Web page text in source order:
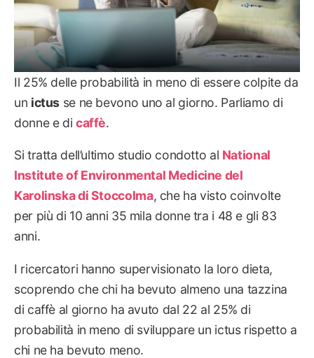
Il 25% delle probabilità in meno di essere colpite da
un ictus se ne bevono uno al giorno. Parliamo di
donne e di caffè.
Si tratta dell’ultimo studio condotto al National
Institute of Environmental Medicine del
Karolinska di Stoccolma, che ha visto coinvolte
per più di 10 anni 35 mila donne tra i 48 e gli 83
anni.
I ricercatori hanno supervisionato la loro dieta,
scoprendo che chi ha bevuto almeno una tazzina
di caffè al giorno ha avuto dal 22 al 25% di
probabilità in meno di sviluppare un ictus rispetto a
chi ne ha bevuto meno.